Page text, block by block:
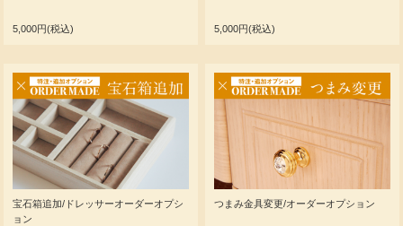
5,000円(税込) 5,000円(税込)
宝石箱追加/ドレッサーオーダーオプシ
ョン
つまみ金具変更/オーダーオプション